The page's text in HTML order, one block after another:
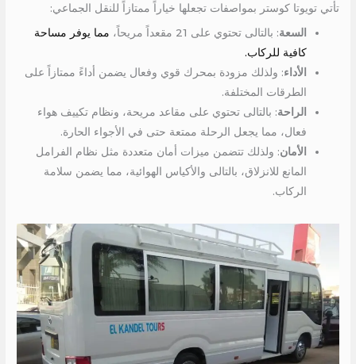
تأتي تويوتا كوستر بمواصفات تجعلها خياراً ممتازاً للنقل الجماعي:
السعة: بالتالى تحتوي على 21 مقعداً مريحاً،
مما يوفر مساحة
كافية للركاب.
الأداء: ولذلك مزودة بمحرك قوي وفعال يضمن أداءً ممتازاً على
الطرقات المختلفة.
الراحة: بالتالى تحتوي على مقاعد مريحة، ونظام تكييف هواء
فعال، مما يجعل الرحلة ممتعة حتى في الأجواء الحارة.
الأمان: ولذلك تتضمن ميزات أمان متعددة مثل نظام الفرامل
المانع للانزلاق، بالتالى والأكياس الهوائية، مما يضمن سلامة
الركاب.